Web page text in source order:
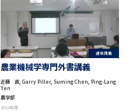
通常講義
農業機械学専門外書講義
近藤 直, Garry Piller, Suming Chen, Ping-Lang
Yen
農学部
2013年度